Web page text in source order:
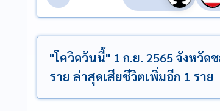
"โควิดวันนี้" 1 ก.ย. 2565 จังหวัด
ราย ล่าสุดเสียชีวิตเพิ่มอีก 1 ราย